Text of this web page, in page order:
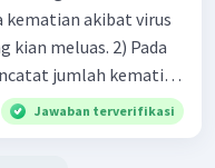
kematian akibat virus
kian meluas. 2) Pada
jumlah kematian
jumlah warga
di Hubei, Cina,
Jawaban terverifikasi